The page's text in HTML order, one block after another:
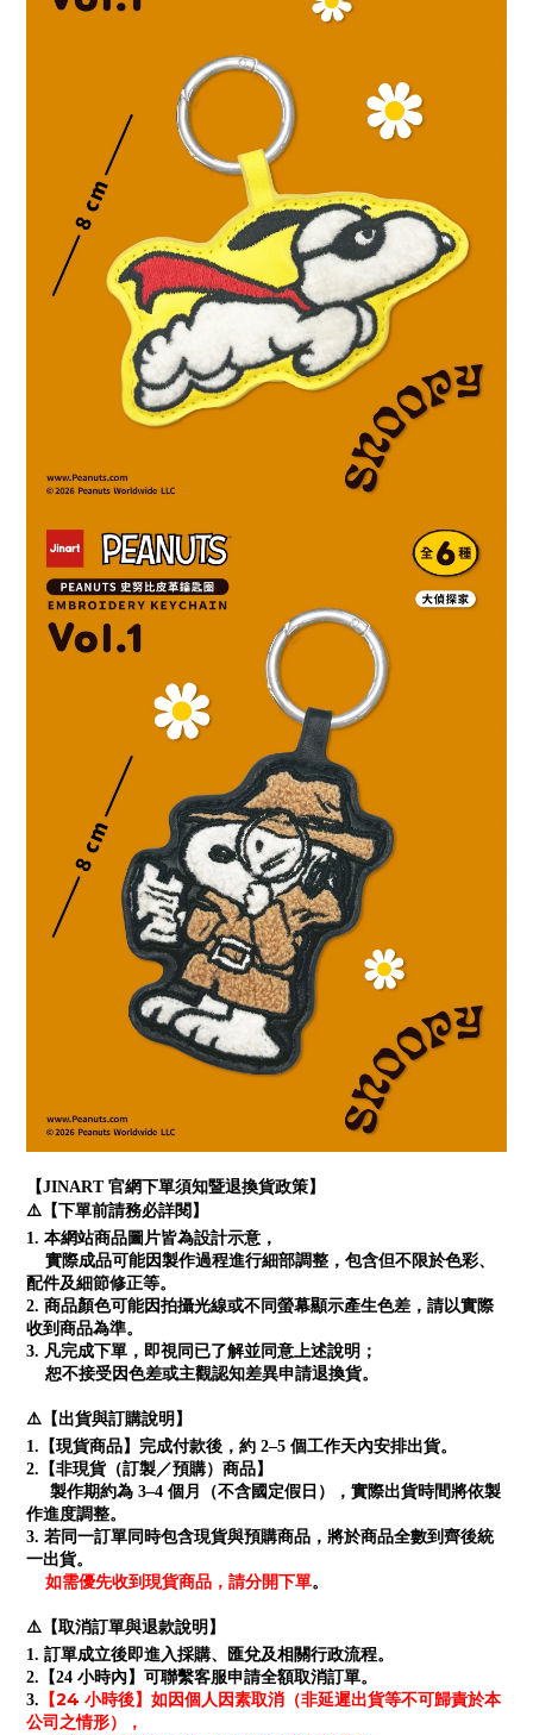
【JINART 官網下單須知暨退換貨政策】
⚠️【下單前請務必詳閱】
1. 本網站商品圖片皆為設計示意，
實際成品可能因製作過程進行細部調整，包含但不限於色彩、
配件及細節修正等。
2. 商品顏色可能因拍攝光線或不同螢幕顯示產生色差，請以實際
收到商品為準。
3. 凡完成下單，即視同已了解並同意上述說明；
恕不接受因色差或主觀認知差異申請退換貨。
⚠️【出貨與訂購說明】
1.【現貨商品】完成付款後，約 2–5 個工作天內安排出貨。
2.【非現貨（訂製／預購）商品】
製作期約為 3–4 個月（不含國定假日），實際出貨時間將依製
作進度調整。
3. 若同一訂單同時包含現貨與預購商品，將於商品全數到齊後統
一出貨。
如需優先收到現貨商品，請分開下單。
⚠️【取消訂單與退款說明】
1. 訂單成立後即進入採購、匯兌及相關行政流程。
2.【24 小時內】可聯繫客服申請全額取消訂單。
3.
【24 小時後】如因個人因素取消（非延遲出貨等不可歸責於本
公司之情形），